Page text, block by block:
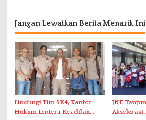
Jangan Lewatkan Berita Menarik Ini
Lindungi Tim SK4, Kantor
Hukum Lentera Keadilan
JNE
Akselerasi